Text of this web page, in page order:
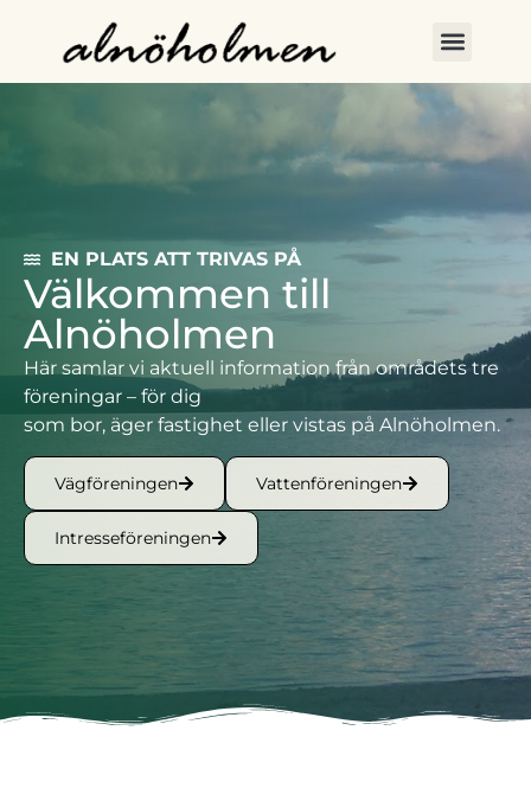
EN PLATS ATT TRIVAS PÅ
Välkommen till
Alnöholmen
Här samlar vi aktuell information från områdets tre
föreningar – för dig
som bor, äger fastighet eller vistas på Alnöholmen.
Vägföreningen Vattenföreningen
Intresseföreningen